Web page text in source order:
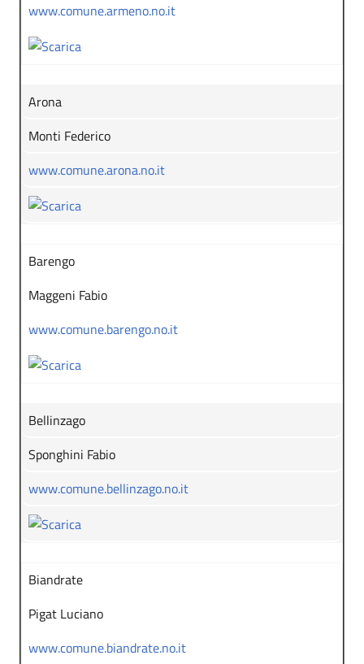
www.comune.armeno.no.it
Arona
Monti Federico
www.comune.arona.no.it
Barengo
Maggeni Fabio
www.comune.barengo.no.it
Bellinzago
Sponghini Fabio
www.comune.bellinzago.no.it
Biandrate
Pigat Luciano
www.comune.biandrate.no.it